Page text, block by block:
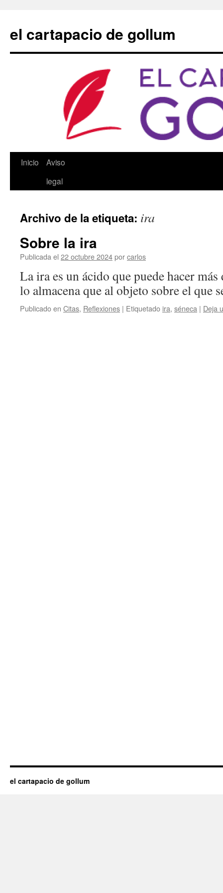
contenido
el cartapacio de gollum
Inicio
Aviso
legal
Archivo de la etiqueta: ira
Sobre la ira
Publicada el 22 octubre 2024porcarlos
La ira es un ácido que puede hacer
lo almacena que al objeto sobre el que
Publicado en Citas, Reflexiones | Etiquetado ira, séneca | Deja
el cartapacio de gollum